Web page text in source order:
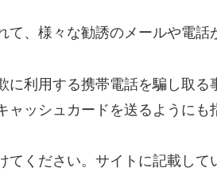
て、様々な勧誘のメールや電話
に利用する携帯電話を騙し取
ッシュカードを送るようにも
てください。サイトに記載し